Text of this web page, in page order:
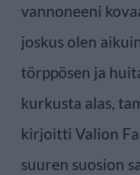
vannoneeni
joskus olen
törppösen ja
kurkusta alas,
kirjoitti Valion
suuren suosion